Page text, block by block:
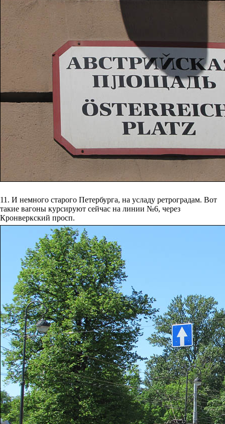
11. И немного старого Петербурга, на усладу ретроградам. Вот
такие вагоны курсируют сейчас на линии №6, через
Кронверкский просп.